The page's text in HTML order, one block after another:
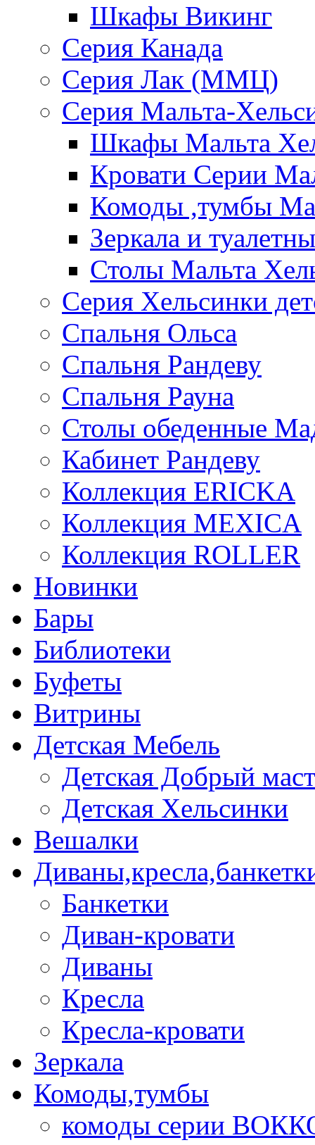
Шкафы Викинг
Серия Канада
Серия Лак (ММЦ)
Серия Мальта-
Шкафы Мальта
Кровати Серии
Комоды ,тумбы
Зеркала и
Столы Мальта
Серия Хельсинки
Спальня Ольса
Спальня Рандеву
Спальня Рауна
Столы обеденные
Кабинет Рандеву
Коллекция ERICKA
Коллекция MEXICA
Коллекция ROLLER
Новинки
Бары
Библиотеки
Буфеты
Витрины
Детская Мебель
Детская Добрый
Детская Хельсинки
Вешалки
Банкетки
Диван-кровати
Диваны
Кресла
Кресла-кровати
Зеркала
Комоды,тумбы
комоды серии